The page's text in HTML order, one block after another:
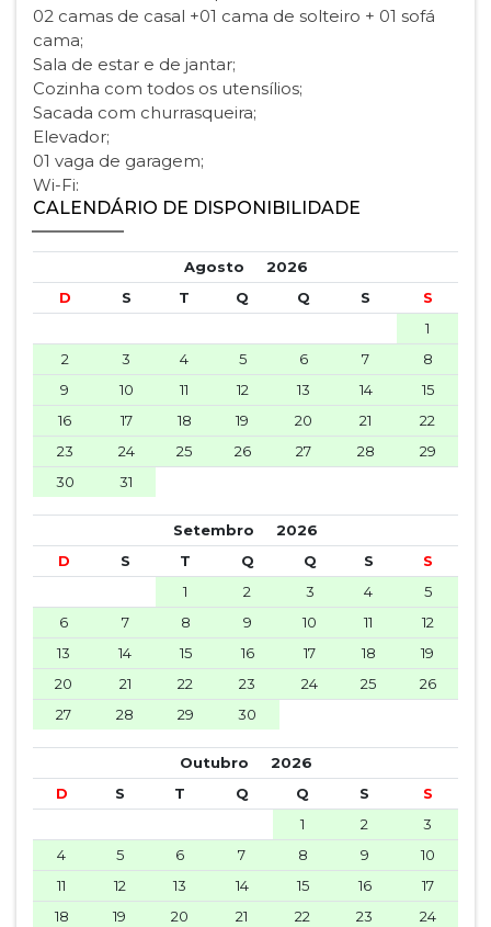
02 camas de casal +01 cama de solteiro + 01 sofá
cama;
Sala de estar e de jantar;
Cozinha com todos os utensílios;
Sacada com churrasqueira;
Elevador;
01 vaga de garagem;
Wi-Fi:
CALENDÁRIO DE DISPONIBILIDADE
Agosto 2026
D
S T Q Q S
S
1
2
3 4 5 6 7
8
9
10 11 12 13 14
15
16
17 18 19 20 21
22
23
24 25 26 27 28
29
30
31
Setembro 2026
D
S T Q Q S
S
1
2 3 4
5
6
7 8 9 10 11
12
13
14 15 16 17 18
19
20
21 22 23 24 25
26
27
28 29 30
Outubro 2026
D
S T Q Q S
S
1
2
3
4
5 6 7 8 9
10
11
12 13 14 15 16
17
18
19 20 21 22 23
24